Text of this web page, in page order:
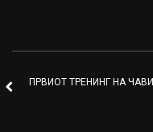
ПРВИОТ ТРЕНИНГ НА ЧАВИ